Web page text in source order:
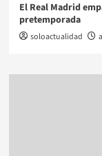
El Real Madrid
pretemporada
soloactualidad